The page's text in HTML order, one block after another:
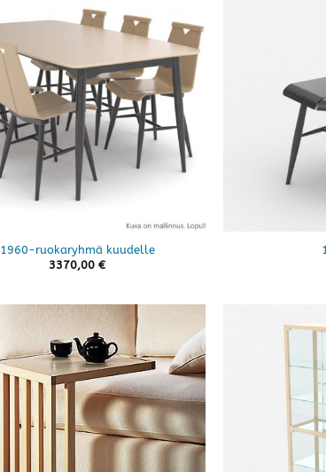
1960-ruokaryhmä kuudelle
3370,00 €